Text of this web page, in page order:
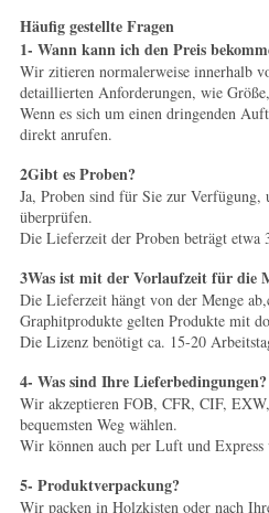
Häufig gestellte Fragen
1- Wann kann ich den Preis
Wir zitieren normalerweise innerhalb
detaillierten Anforderungen, wie
Wenn es sich um einen dringenden
direkt anrufen.
2Gibt es Proben?
Ja, Proben sind für Sie zur Verfügung,
überprüfen.
Die Lieferzeit der Proben beträgt etwa
3Was ist mit der Vorlaufzeit für die
Die Lieferzeit hängt von der Menge
Graphitprodukte gelten Produkte mit
Die Lizenz benötigt ca. 15-20
4- Was sind Ihre Lieferbedingungen?
Wir akzeptieren FOB, CFR, CIF,
bequemsten Weg wählen.
Wir können auch per Luft und Express
5- Produktverpackung?
Wir packen in Holzkisten oder nach